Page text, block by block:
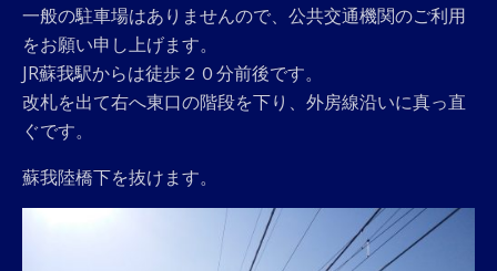
一般の駐車場はありませんので、公共交通機関のご利用
をお願い申し上げます。
JR蘇我駅からは徒歩２０分前後です。
改札を出て右へ東口の階段を下り、外房線沿いに真っ直
ぐです。
蘇我陸橋下を抜けます。